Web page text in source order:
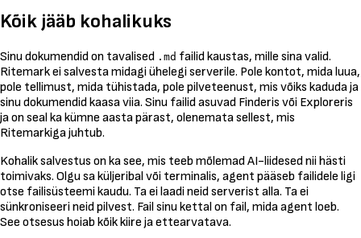
Kõik jääb kohalikuks
Sinu dokumendid on tavalised .md failid kaustas, mille sina valid.
Ritemark ei salvesta midagi ühelegi serverile. Pole kontot, mida luua,
pole tellimust, mida tühistada, pole pilveteenust, mis võiks kaduda ja
sinu dokumendid kaasa viia. Sinu failid asuvad Finderis või Exploreris
ja on seal ka kümne aasta pärast, olenemata sellest, mis
Ritemarkiga juhtub.
Kohalik salvestus on ka see, mis teeb mõlemad AI-liidesed nii hästi
toimivaks. Olgu sa küljeribal või terminalis, agent pääseb failidele ligi
otse failisüsteemi kaudu. Ta ei laadi neid serverist alla. Ta ei
sünkroniseeri neid pilvest. Fail sinu kettal on fail, mida agent loeb.
See otsesus hoiab kõik kiire ja ettearvatava.